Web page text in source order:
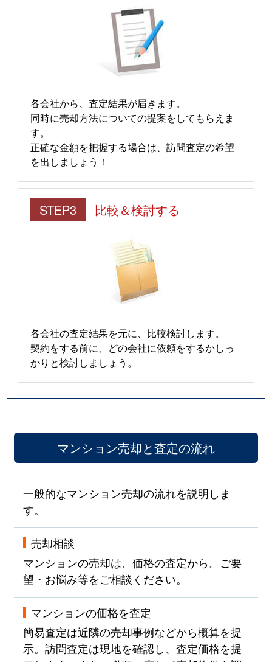
各会社から、査定結果が届きます。
同時に売却方法についての提案をしてもらえま
す。
正確な金額を把握する場合は、訪問査定の希望
を出しましょう！
STEP3 比較＆検討する
各会社の査定結果を元に、比較検討します。
契約をする前に、どの会社に依頼をするかしっ
かりと検討しましょう。
マンション売却と査定の流れ
一般的なマンション売却の流れを説明しま
す。
売却相談
マンションの売却は、価格の査定から。ご要
望・お悩み等をご相談ください。
マンションの価格を査定
簡易査定は近隣の売却事例などから概算を提
示。訪問査定は現地を確認し、査定価格を提